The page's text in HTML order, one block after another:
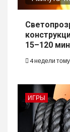
15–120
4 недели
ИГРЫ